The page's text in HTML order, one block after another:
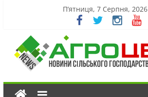
П’ятниця, 7 Серпня, 2026